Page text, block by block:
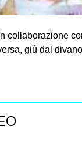
collaborazione
giù dal